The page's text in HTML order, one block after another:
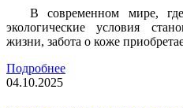
В современном мире,
экологические условия
жизни, забота о коже
Подробнее
04.10.2025